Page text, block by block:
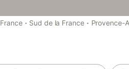
France · Sud de la France · Provence-